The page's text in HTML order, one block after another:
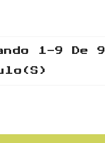
1-9 De 9